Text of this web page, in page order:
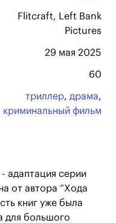
Flitcraft, Left Bank
Pictures
29 мая 2025
60
триллер, драма,
криминальный фильм
адаптация серии
от автора “Хода
книг уже была
для большого